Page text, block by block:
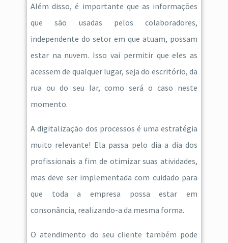
Além disso, é importante que as informações
que são usadas pelos colaboradores,
independente do setor em que atuam, possam
estar na nuvem. Isso vai permitir que eles as
acessem de qualquer lugar, seja do escritório, da
rua ou do seu lar, como será o caso neste
momento.
A digitalização dos processos é uma estratégia
muito relevante! Ela passa pelo dia a dia dos
profissionais a fim de otimizar suas atividades,
mas deve ser implementada com cuidado para
que toda a empresa possa estar em
consonância, realizando-a da mesma forma.
O atendimento do seu cliente também pode